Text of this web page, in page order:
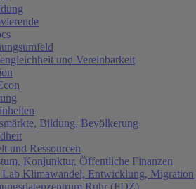
und Vereinbarkeit
Bildung, Bevölkerung
und Ressourcen
Konjunktur, Öffentliche Finanzen
Lab Klimawandel, Entwicklung, Migration
Ruhr (FDZ)